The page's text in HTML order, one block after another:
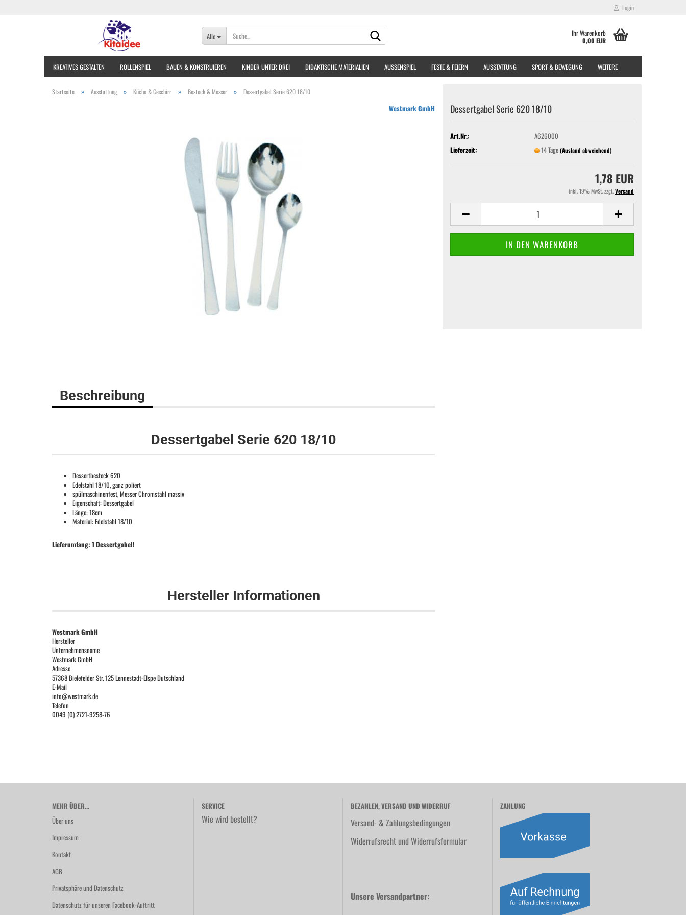
Login
Alle Ihr Warenkorb
0,00 EUR
KREATIVES GESTALTEN ROLLENSPIEL BAUEN & KONSTRUIEREN KINDER UNTER DREI DIDAKTISCHE MATERIALIEN AUSSENSPIEL FESTE & FEIERN AUSSTATTUNG SPORT & BEWEGUNG WEITERE
Startseite » Ausstattung » Küche & Geschirr » Besteck & Messer » Dessertgabel Serie 620 18/10
Westmark GmbH Dessertgabel Serie 620 18/10
Art.Nr.:
A626000
Lieferzeit:
14 Tage(Ausland abweichend)
1,78 EUR
inkl. 19% MwSt. zzgl.Versand
Beschreibung
Dessertgabel Serie 620 18/10
Dessertbesteck 620
Edelstahl 18/10, ganz poliert
spülmaschinenfest, Messer Chromstahl massiv
Eigenschaft: Dessertgabel
Länge: 18cm
Material: Edelstahl 18/10
Lieferumfang: 1 Dessertgabel!
Hersteller Informationen
Westmark GmbH
Hersteller
Unternehmensname
Westmark GmbH
Adresse
57368 Bielefelder Str. 125 Lennestadt-Elspe Dutschland
E-Mail
info@westmark.de
Telefon
0049 (0) 2721-9258-76
MEHR ÜBER...
Über uns
Impressum
Kontakt
AGB
Privatsphäre und Datenschutz
Datenschutz für unseren Facebook-Auftritt
SERVICE
Wie wird bestellt?
BEZAHLEN, VERSAND UND WIDERRUF
Versand- & Zahlungsbedingungen
Widerrufsrecht und Widerrufsformular
Unsere Versandpartner:
ZAHLUNG